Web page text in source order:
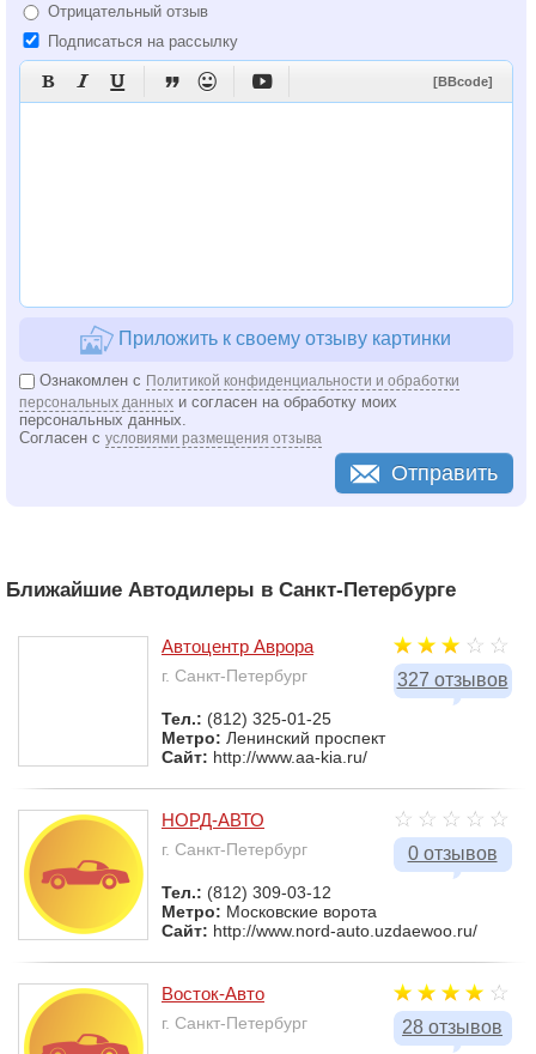
Отрицательный отзыв
Подписаться на рассылку
      [BBcode]
Приложить к своему отзыву картинки
Ознакомлен с Политикой конфиденциальности и обработки
персональных данных и согласен на обработку моих
персональных данных.
Согласен с условиями размещения отзыва
Отправить
Ближайшие Автодилеры в Санкт-Петербурге
327 отзывов
Автоцентр Аврора
г. Санкт-Петербург
Тел.: (812) 325-01-25
Метро: Ленинский проспект
Сайт: http://www.aa-kia.ru/
0 отзывов
НОРД-АВТО
г. Санкт-Петербург
Тел.: (812) 309-03-12
Метро: Московские ворота
Сайт: http://www.nord-auto.uzdaewoo.ru/
28 отзывов
Восток-Авто
г. Санкт-Петербург